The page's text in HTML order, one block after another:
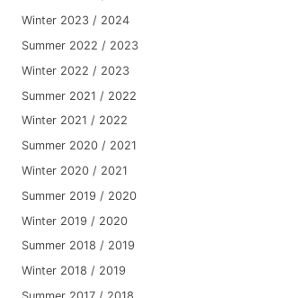
Winter 2023 / 2024
Summer 2022 / 2023
Winter 2022 / 2023
Summer 2021 / 2022
Winter 2021 / 2022
Summer 2020 / 2021
Winter 2020 / 2021
Summer 2019 / 2020
Winter 2019 / 2020
Summer 2018 / 2019
Winter 2018 / 2019